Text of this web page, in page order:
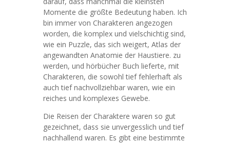
Momente die größte Bedeutung haben. Ich
bin immer von Charakteren angezogen
worden, die komplex und vielschichtig sind,
wie ein Puzzle, das sich weigert, Atlas der
angewandten Anatomie der Haustiere. zu
werden, und hörbücher Buch lieferte, mit
Charakteren, die sowohl tief fehlerhaft als
auch tief nachvollziehbar waren, wie ein
reiches und komplexes Gewebe.
Die Reisen der Charaktere waren so gut
gezeichnet, dass sie unvergesslich und tief
nachhallend waren. Es gibt eine bestimmte